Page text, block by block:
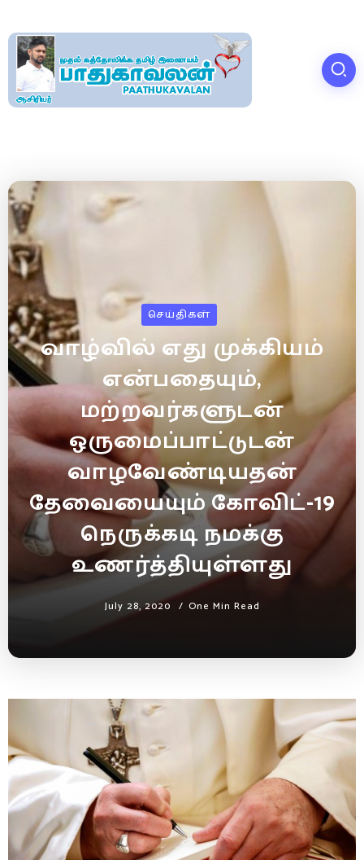
செய்திகள்
வாழ்வில் எது முக்கியம்
என்பதையும்,
மற்றவர்களுடன்
ஒருமைப்பாட்டுடன்
வாழவேண்டியதன்
தேவையையும் கோவிட்-19
நெருக்கடி நமக்கு
உணர்த்தியுள்ளது
July 28, 2020 One Min Read